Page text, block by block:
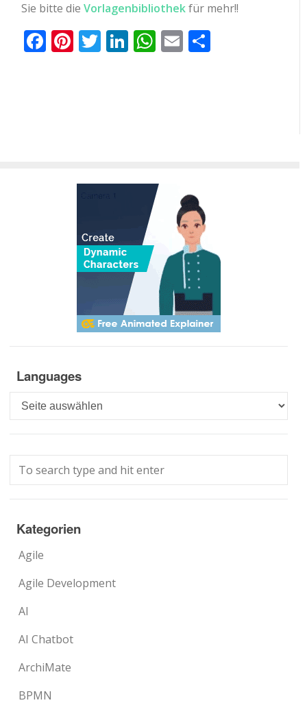
Sie bitte dieVorlagenbibliothekfür mehr!!
Facebook
Pinterest
Twitter
LinkedIn
WhatsApp
Email
Languages
Languages
Kategorien
Agile
Agile Development
AI
AI Chatbot
ArchiMate
BPMN